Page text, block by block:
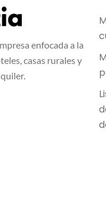
enfocada a la
casas rurales y